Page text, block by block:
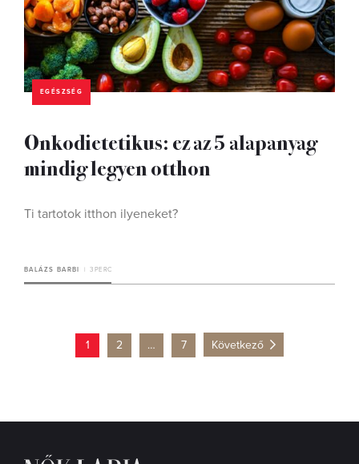
EGÉSZSÉG
Onkodietetikus: ez az 5 alapanyag
mindig legyen otthon
Ti tartotok itthon ilyeneket?
BALÁZS BARBI 3 PERC
1 2 … 7 Következő